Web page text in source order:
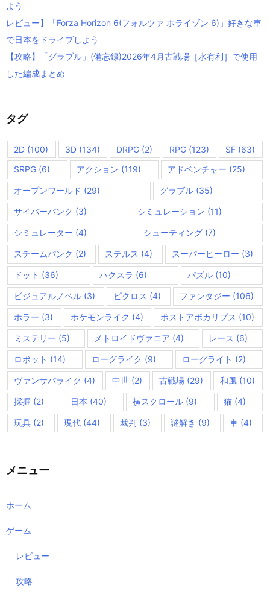
よう
レビュー】「Forza Horizon 6(フォルツァ ホライゾン 6)」好きな車
で日本をドライブしよう
【攻略】「グラブル」(備忘録)2026年4月古戦場［水有利］で使用
した編成まとめ
タグ
2D (100) 3D(134) DRPG (2) RPG(123) SF (63)
SRPG (6) アクション (119) アドベンチャー (25)
オープンワールド (29) グラブル(35)
サイバーパンク (3) シミュレーション (11)
シミュレーター (4) シューティング(7)
スチームパンク (2) ステルス (4) スーパーヒーロー (3)
ドット (36) ハクスラ (6) パズル (10)
ビジュアルノベル (3) ピクロス (4) ファンタジー (106)
ホラー (3) ポケモンライク (4) ポストアポカリプス (10)
ミステリー (5) メトロイドヴァニア (4) レース (6)
ロボット (14) ローグライク (9) ローグライト (2)
ヴァンサバライク (4) 中世 (2) 古戦場 (29) 和風 (10)
採掘 (2) 日本 (40) 横スクロール (9) 猫(4)
玩具 (2) 現代 (44) 裁判 (3) 謎解き (9) 車 (4)
メニュー
ホーム
ゲーム
レビュー
攻略